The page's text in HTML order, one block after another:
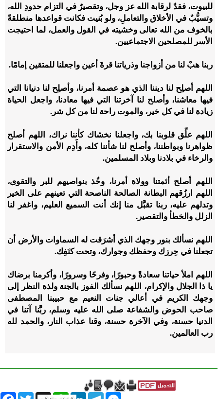
للبيوت، فقدٌ لرقابة الله عز وجل، وتقصيرٌ في التزام حدودِ الله،
وتسيُّبٌ في الأخلاق والتعاملِ، ولو بُنيت فكانت قواعدها منطلقةً
بالخوف من الله تعالى وخشيته في القول والعمل، لما احتيجت
الأسر للمصلحين الاجتماعيين.
ربنا هبْ لنا من أزواجنا وذرياتنا قرةَ أعين واجعلنا للمتقين إمامًا.
اللهم أصلِح لنا ديننا الذي هو عصمة أمرنا، وأصلِح لنا دنيانا التي
فيها معاشنا، وأصلح لنا آخرتنا التي فيها معادنا، واجعل الحياة
زيادة لنا في كل خير، والموت راحة لنا من كل شر.
اللهم علِّق قلوبنا بك، واجعلنا نخشاك كأننا نراك، اللهم أصلح
ظواهرنا وبواطننا، وأصلح لنا شأننا كله، وأَدِم الأمن والاستقرار
والرخاء في بلادنا وبلاد المسلمين.
اللهم أصلح أئمتنا وولاة أمرنا، وخُذ بنواصيهم للبر والتقوى،
اللهم ارزُقهم البطانة الصالحة الناصحة التي تعينهم على الخير
وتدلهم عليه، ربنا تقبَّل منا إنك أنت السميع العليم، واغفر لنا
الزلل والخطأ والتقصير.
اللهم نسألك بنور وجهك الذي أشرَقت له السماوات والأرض أن
تجعلنا في حِرزك وحفظك وجوارك، وتحت كنَفِك.
اللهم املأ حياتنا سعادةً وحبورًا، وفرحًا وسرورًا، وأكرمنا برضاك
يا ذا الجلال والإكرام، اللهم نسألك الفوز بالجنة ولذة النظر إلى
وجهك الكريم في أعالي جنات النعيم مع حبيبنا المصطفى
صاحب الحوض والشفاعة صلى الله عليه وسلم، ربَّنا آتنا في
الدنيا حسنة، وفي الآخرة حسنة، وقنا عذاب النار، والحمد لله
رب العالمين.
Twitter X
WhatsAppLinkedInTelegram
Messenger